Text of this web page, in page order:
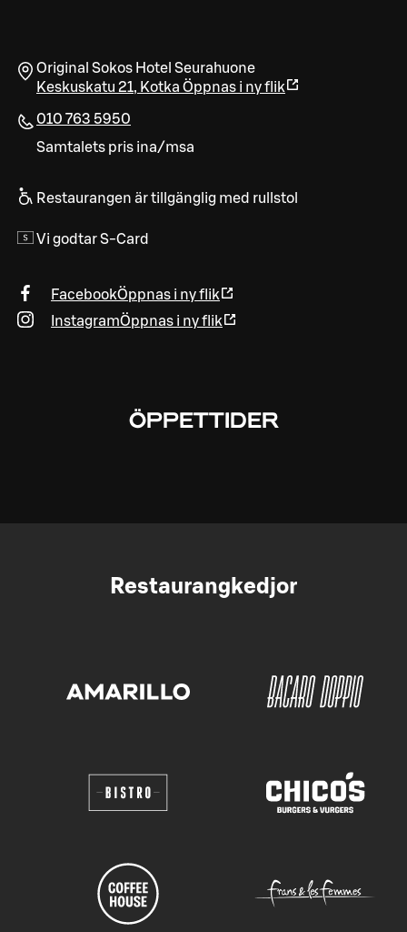
Original Sokos Hotel Seurahuone
Keskuskatu 21, Kotka Öppnas i ny flik
010 763 5950
Samtalets pris ina/msa
Restaurangen är tillgänglig med rullstol
Vi godtar S-Card
FacebookÖppnas i ny flik
InstagramÖppnas i ny flik
ÖPPETTIDER
Restaurangkedjor